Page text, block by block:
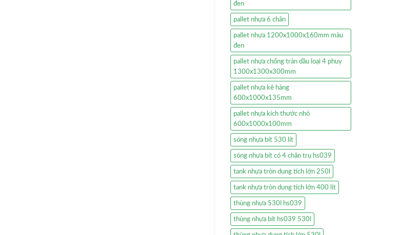
đen
pallet nhựa 6 chân
pallet nhựa 1200x1000x160mm màu
đen
pallet nhựa chống tràn dầu loại 4 phuy
1300x1300x300mm
pallet nhựa kê hàng
600x1000x135mm
pallet nhựa kích thước nhỏ
600x1000x100mm
sóng nhựa bít 530 lít
sóng nhựa bít có 4 chân trụ hs039
tank nhựa tròn dung tích lớn 250l
tank nhựa tròn dung tích lớn 400 lít
thùng nhựa 530l hs039
thùng nhựa bít hs039 530l